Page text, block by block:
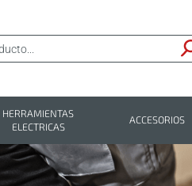
HERRAMIENTAS
ELECTRICAS
ACCESORIOS